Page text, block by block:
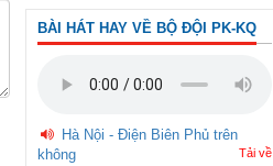
BÀI HÁT HAY VỀ BỘ ĐỘI PK-KQ
Hà Nội - Điện Biên Phủ trên
không
Tải về